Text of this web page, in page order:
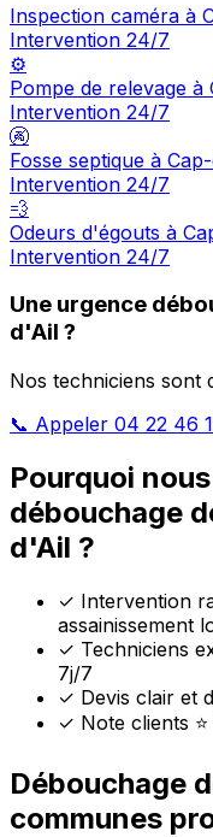
Inspection caméra à
Intervention 24/7
⚙️
Pompe de relevage à
Intervention 24/7
🚱
Fosse septique à
Intervention 24/7
💨
Odeurs d'égouts à
Intervention 24/7
Une urgence
d'Ail ?
Nos techniciens sont
📞 Appeler 04 22 46
Pourquoi
débouchage
d'Ail ?
✓ Intervention
assainissement
✓ Techniciens
7j/7
✓ Devis clair et
✓ Note clients
Débouchage
communes